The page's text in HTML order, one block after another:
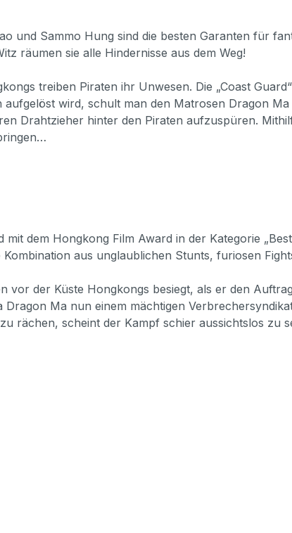
und Sammo Hung sind die besten Garanten für
räumen sie alle Hindernisse aus dem Weg!
treiben Piraten ihr Unwesen. Die „Coast
aufgelöst wird, schult man den Matrosen Dragon
Drahtzieher hinter den Piraten aufzuspüren.
dem Hongkong Film Award in der Kategorie
aus unglaublichen Stunts, furiosen
vor der Küste Hongkongs besiegt, als er den
Ma nun einem mächtigen
rächen, scheint der Kampf schier aussichtslos zu